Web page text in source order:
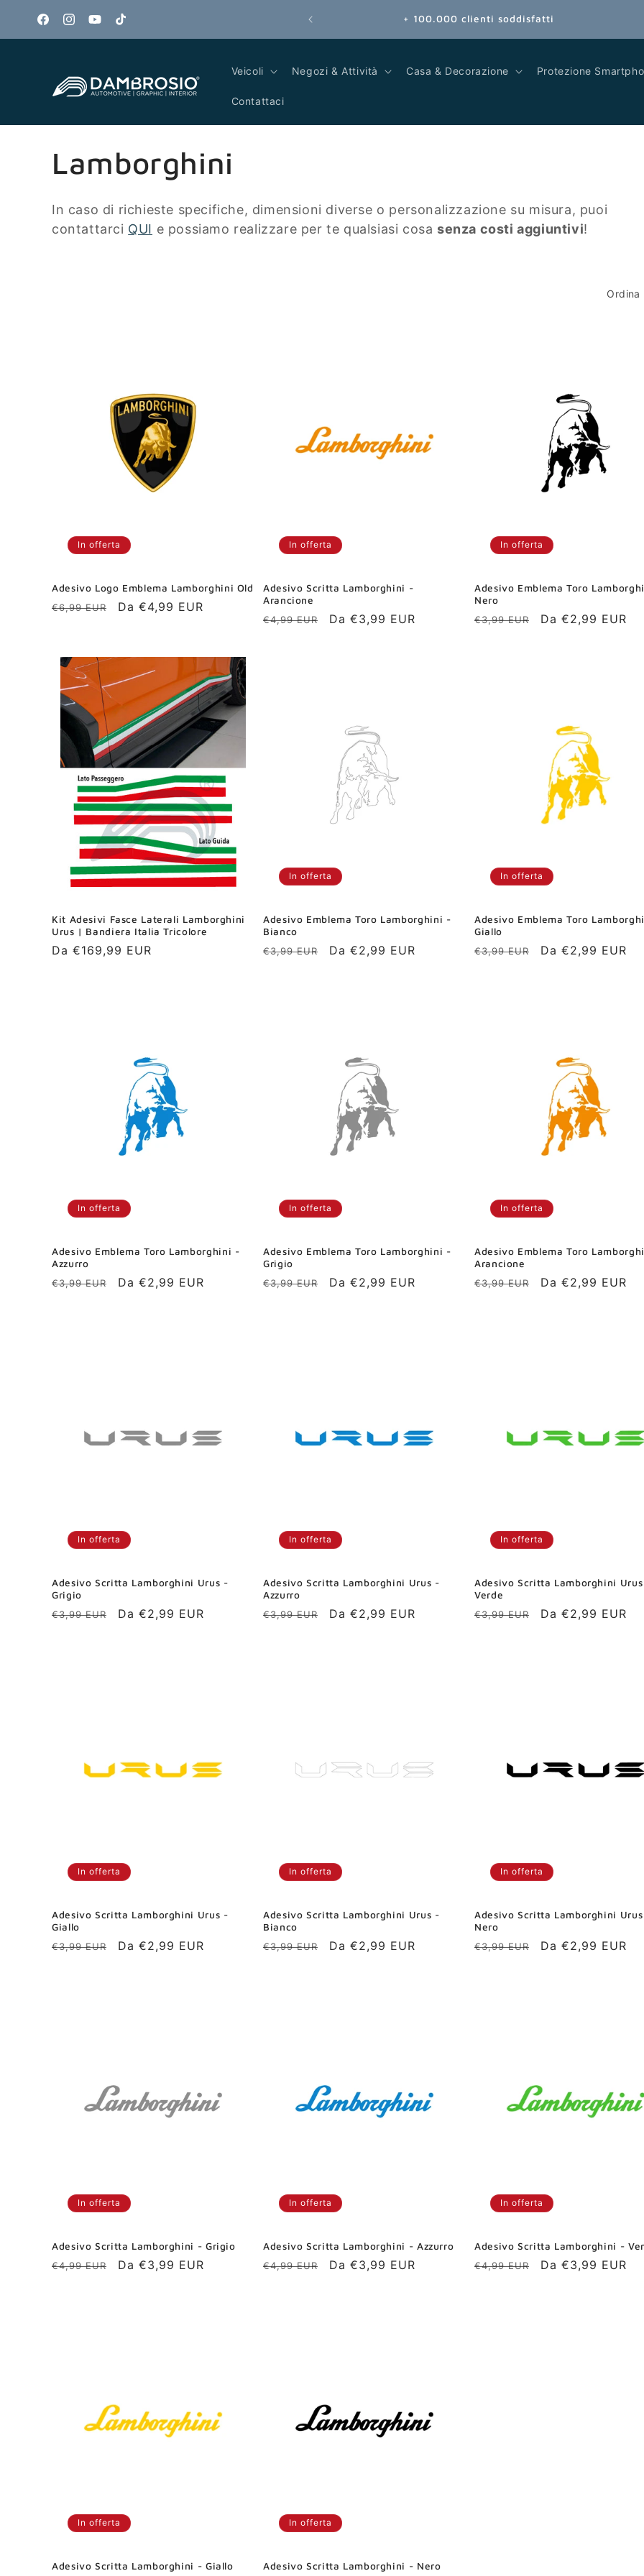
direttamente
ai contenuti
FacebookInstagramYouTubeTikTok
+ 100.000 clienti soddisfatti Spedizione gratuita per ordini superiori a 49.99€
Veicoli Negozi & Attività Casa & Decorazione Protezione
Contattaci
C
o
l
Lamborghini
In caso di richieste specifiche, dimensioni diverse o personalizzazione su misura, puoi
contattarci QUI e possiamo realizzare per te qualsiasi cosasenza costi aggiuntivi!
Ordina
In offerta
Adesivo Logo Emblema Lamborghini Old
Prezzo
€6,99 EUR
Prezzo
Da €4,99 EUR
In offerta
Adesivo Scritta Lamborghini -
Arancione
Prezzo
€4,99 EUR
Prezzo
Da €3,99 EUR
In offerta
Adesivo Emblema Toro
Nero
Prezzo
€3,99 EUR
Prezzo
Da €2,99 EUR
Kit Adesivi Fasce Laterali Lamborghini
Urus | Bandiera Italia Tricolore
Prezzo
Da €169,99 EUR
In offerta
Adesivo Emblema Toro Lamborghini -
Bianco
Prezzo
€3,99 EUR
Prezzo
Da €2,99 EUR
In offerta
Adesivo Emblema Toro
Giallo
Prezzo
€3,99 EUR
Prezzo
Da €2,99 EUR
In offerta
Adesivo Emblema Toro Lamborghini -
Azzurro
Prezzo
€3,99 EUR
Prezzo
Da €2,99 EUR
In offerta
Adesivo Emblema Toro Lamborghini -
Grigio
Prezzo
€3,99 EUR
Prezzo
Da €2,99 EUR
In offerta
Adesivo Emblema Toro
Arancione
Prezzo
€3,99 EUR
Prezzo
Da €2,99 EUR
In offerta
Adesivo Scritta Lamborghini Urus -
Grigio
Prezzo
€3,99 EUR
Prezzo
Da €2,99 EUR
In offerta
Adesivo Scritta Lamborghini Urus -
Azzurro
Prezzo
€3,99 EUR
Prezzo
Da €2,99 EUR
In offerta
Adesivo Scritta Lamborghini
Verde
Prezzo
€3,99 EUR
Prezzo
Da €2,99 EUR
In offerta
Adesivo Scritta Lamborghini Urus -
Giallo
Prezzo
€3,99 EUR
Prezzo
Da €2,99 EUR
In offerta
Adesivo Scritta Lamborghini Urus -
Bianco
Prezzo
€3,99 EUR
Prezzo
Da €2,99 EUR
In offerta
Adesivo Scritta Lamborghini
Nero
Prezzo
€3,99 EUR
Prezzo
Da €2,99 EUR
In offerta
Adesivo Scritta Lamborghini - Grigio
Prezzo
€4,99 EUR
Prezzo
Da €3,99 EUR
In offerta
Adesivo Scritta Lamborghini - Azzurro
Prezzo
€4,99 EUR
Prezzo
Da €3,99 EUR
In offerta
Adesivo Scritta Lamborghini -
Prezzo
€4,99 EUR
Prezzo
Da €3,99 EUR
In offerta
Adesivo Scritta Lamborghini - Giallo
In offerta
Adesivo Scritta Lamborghini - Nero